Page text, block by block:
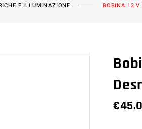
E ILLUMINAZIONE BOBINA 12 V
€